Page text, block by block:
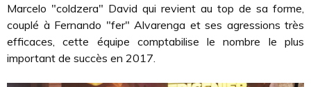
Marcelo "coldzera" David qui revient au top de sa forme,
couplé à Fernando "fer" Alvarenga et ses agressions très
efficaces, cette équipe comptabilise le nombre le plus
important de succès en 2017.